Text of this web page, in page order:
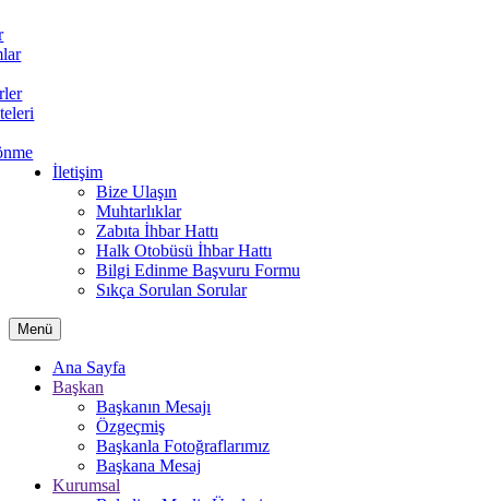
İletişim
Bize Ulaşın
Muhtarlıklar
Zabıta İhbar Hattı
Halk Otobüsü İhbar Hattı
Bilgi Edinme Başvuru Formu
Sıkça Sorulan Sorular
Menü
Ana Sayfa
Başkan
Başkanın Mesajı
Özgeçmiş
Başkanla Fotoğraflarımız
Başkana Mesaj
Kurumsal